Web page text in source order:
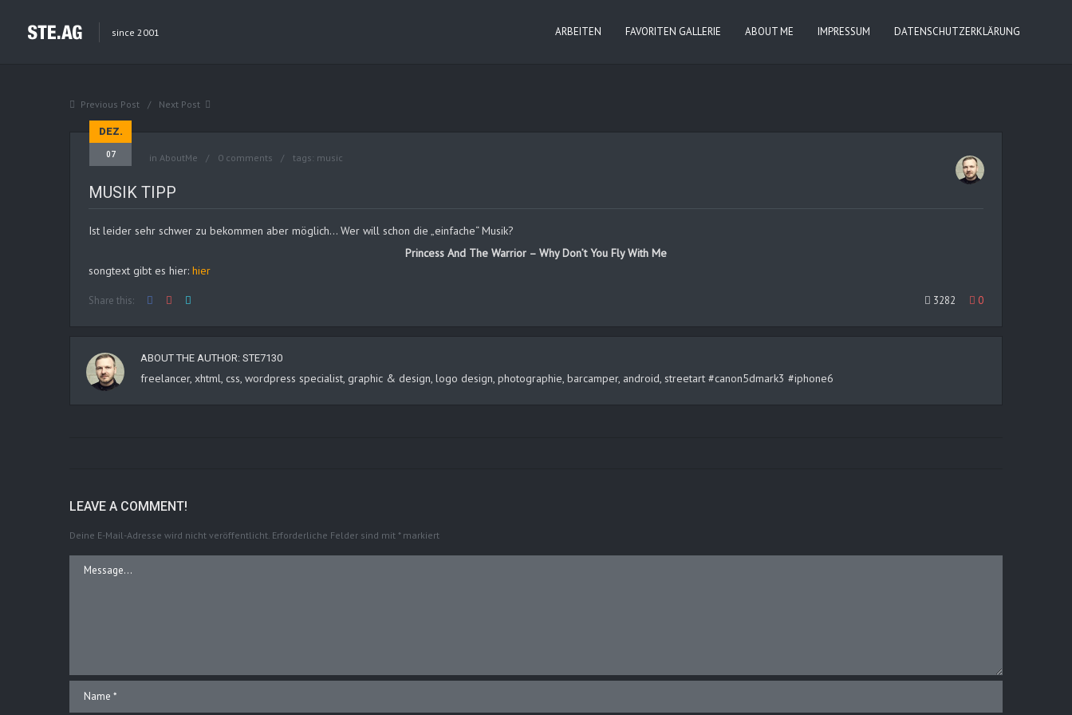
since 2001 ARBEITEN FAVORITEN GALLERIE ABOUT ME IMPRESSUM DATENSCHUTZERKLÄRUNG
Previous Post Next Post
DEZ.
07 in AboutMe 0 comments tags: music
MUSIK TIPP
Ist leider sehr schwer zu bekommen aber möglich… Wer will schon die „einfache“ Musik?
Princess And The Warrior – Why Don’t You Fly With Me
songtext gibt es hier: hier
Share this: 3282 0
ABOUT THE AUTHOR: STE7130
freelancer, xhtml, css, wordpress specialist, graphic & design, logo design, photographie, barcamper, android, streetart #canon5dmark3 #iphone6
LEAVE A COMMENT!
Deine E-Mail-Adresse wird nicht veröffentlicht. Erforderliche Felder sind mit *markiert